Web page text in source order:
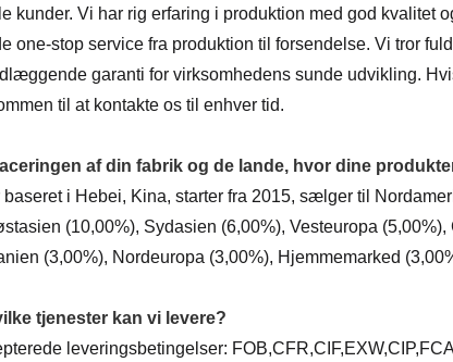
kunder. Vi har rig erfaring i produktion med god kvalitet
one-stop service fra produktion til forsendelse. Vi tror
garanti for virksomhedens sunde udvikling.
til at kontakte os til enhver tid.
af ​​din fabrik og de lande, hvor dine
baseret i Hebei, Kina, starter fra 2015, sælger til
(10,00%), Sydasien (6,00%), Vesteuropa
(3,00%), Nordeuropa (3,00%), Hjemmemarked
tjenester kan vi levere?
leveringsbetingelser: